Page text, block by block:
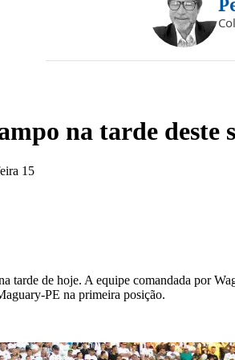
na tarde deste
15
tarde de hoje. A equipe comandada por
PE na primeira posição.